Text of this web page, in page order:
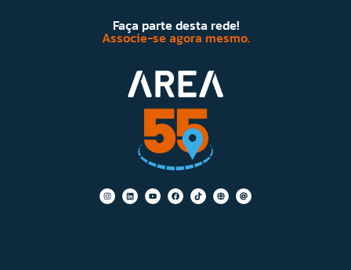
Faça parte desta rede!
Associe-se agora mesmo.